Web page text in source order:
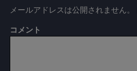
メールアドレスは公開されません。
コメント